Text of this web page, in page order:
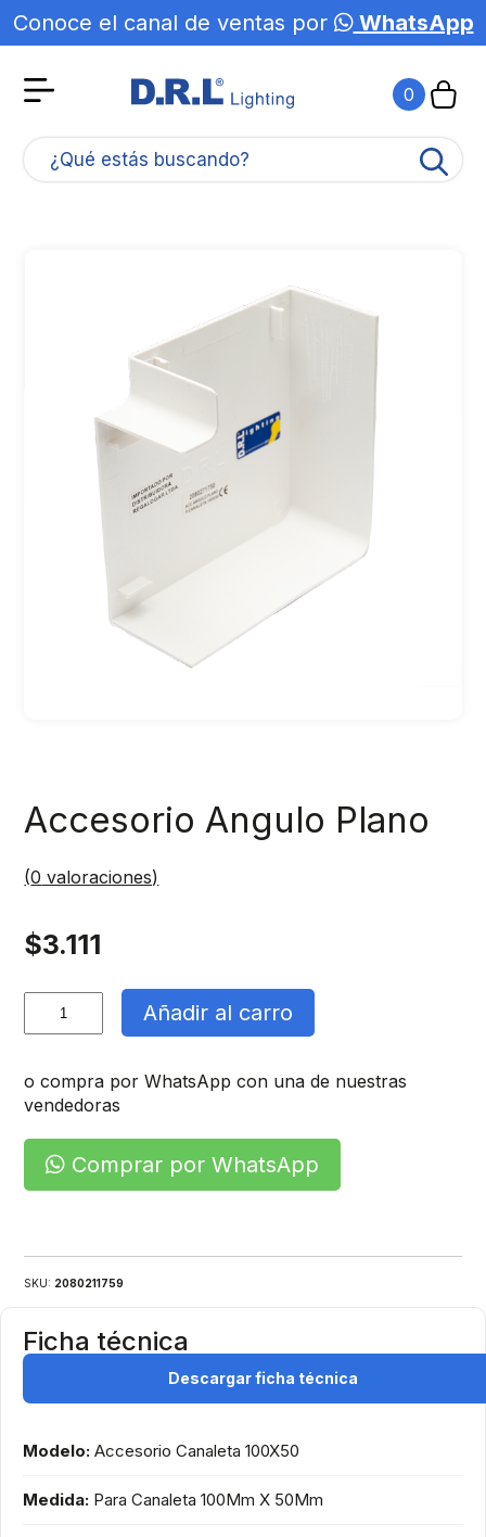
Conoce el canal de ventas por WhatsApp
0
¿Qué estás buscando?
Accesorio Angulo Plano
(0 valoraciones)
$3.111
Accesorio
cantidad
Añadir al carro
o compra por WhatsApp con una de nuestras
vendedoras
Comprar por WhatsApp
SKU: 2080211759
Ficha técnica
Descargar ficha técnica
Modelo: Accesorio Canaleta 100X50
Medida: Para Canaleta 100Mm X 50Mm